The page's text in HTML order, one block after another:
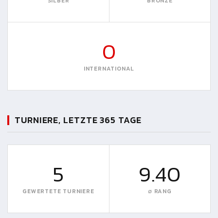
0
INTERNATIONAL
TURNIERE, LETZTE 365 TAGE
5
GEWERTETE TURNIERE
9.40
∅ RANG